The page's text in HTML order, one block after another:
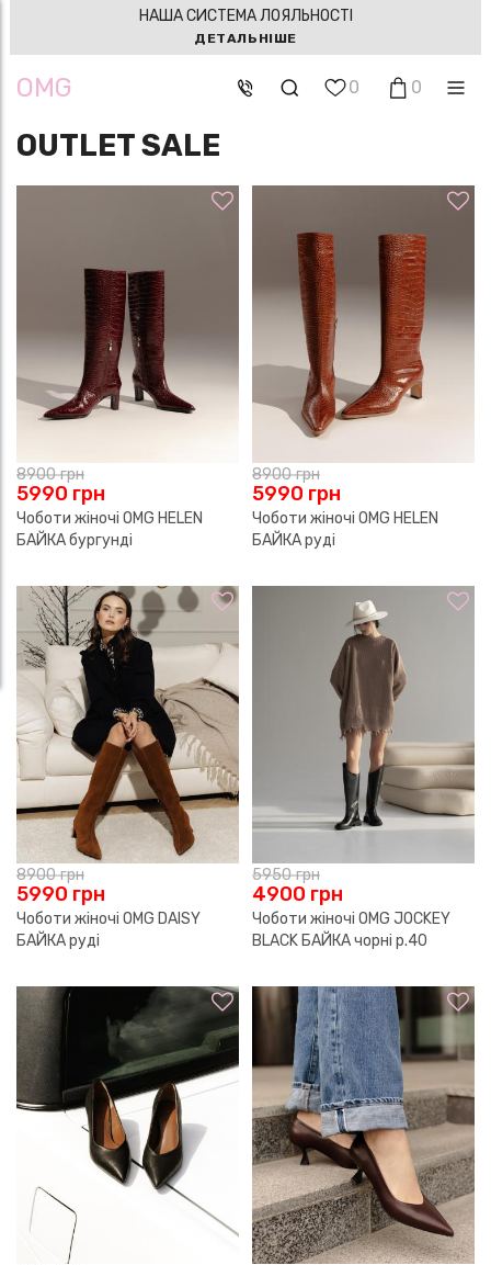
НАША СИСТЕМА ЛОЯЛЬНОСТІ
ДЕТАЛЬНІШЕ
OMG 0 0
OUTLET SALE
8900грн
5990 грн
Чоботи жіночі OMG HELEN
БАЙКА бургунді
8900грн
5990 грн
Чоботи жіночі OMG HELEN
БАЙКА руді
8900грн
5990 грн
Чоботи жіночі OMG DAISY
БАЙКА руді
5950грн
4900 грн
Чоботи жіночі OMG JOCKEY
BLACK БАЙКА чорні р.40